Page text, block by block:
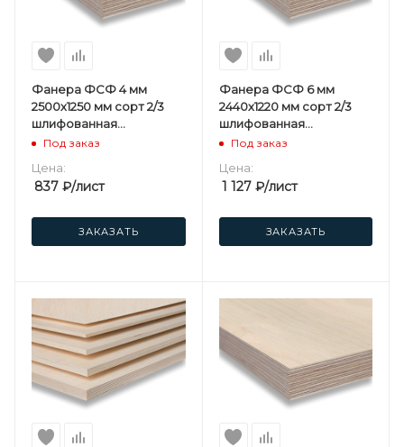
Фанера ФСФ 4 мм
2500х1250 мм сорт 2/3
шлифованная
березовая
Под заказ
Цена:
837 ₽/лист
ЗАКАЗАТЬ
Фанера ФСФ 6 мм
2440х1220 мм сорт 2/3
шлифованная
березовая
Под заказ
Цена:
1 127₽/лист
ЗАКАЗАТЬ